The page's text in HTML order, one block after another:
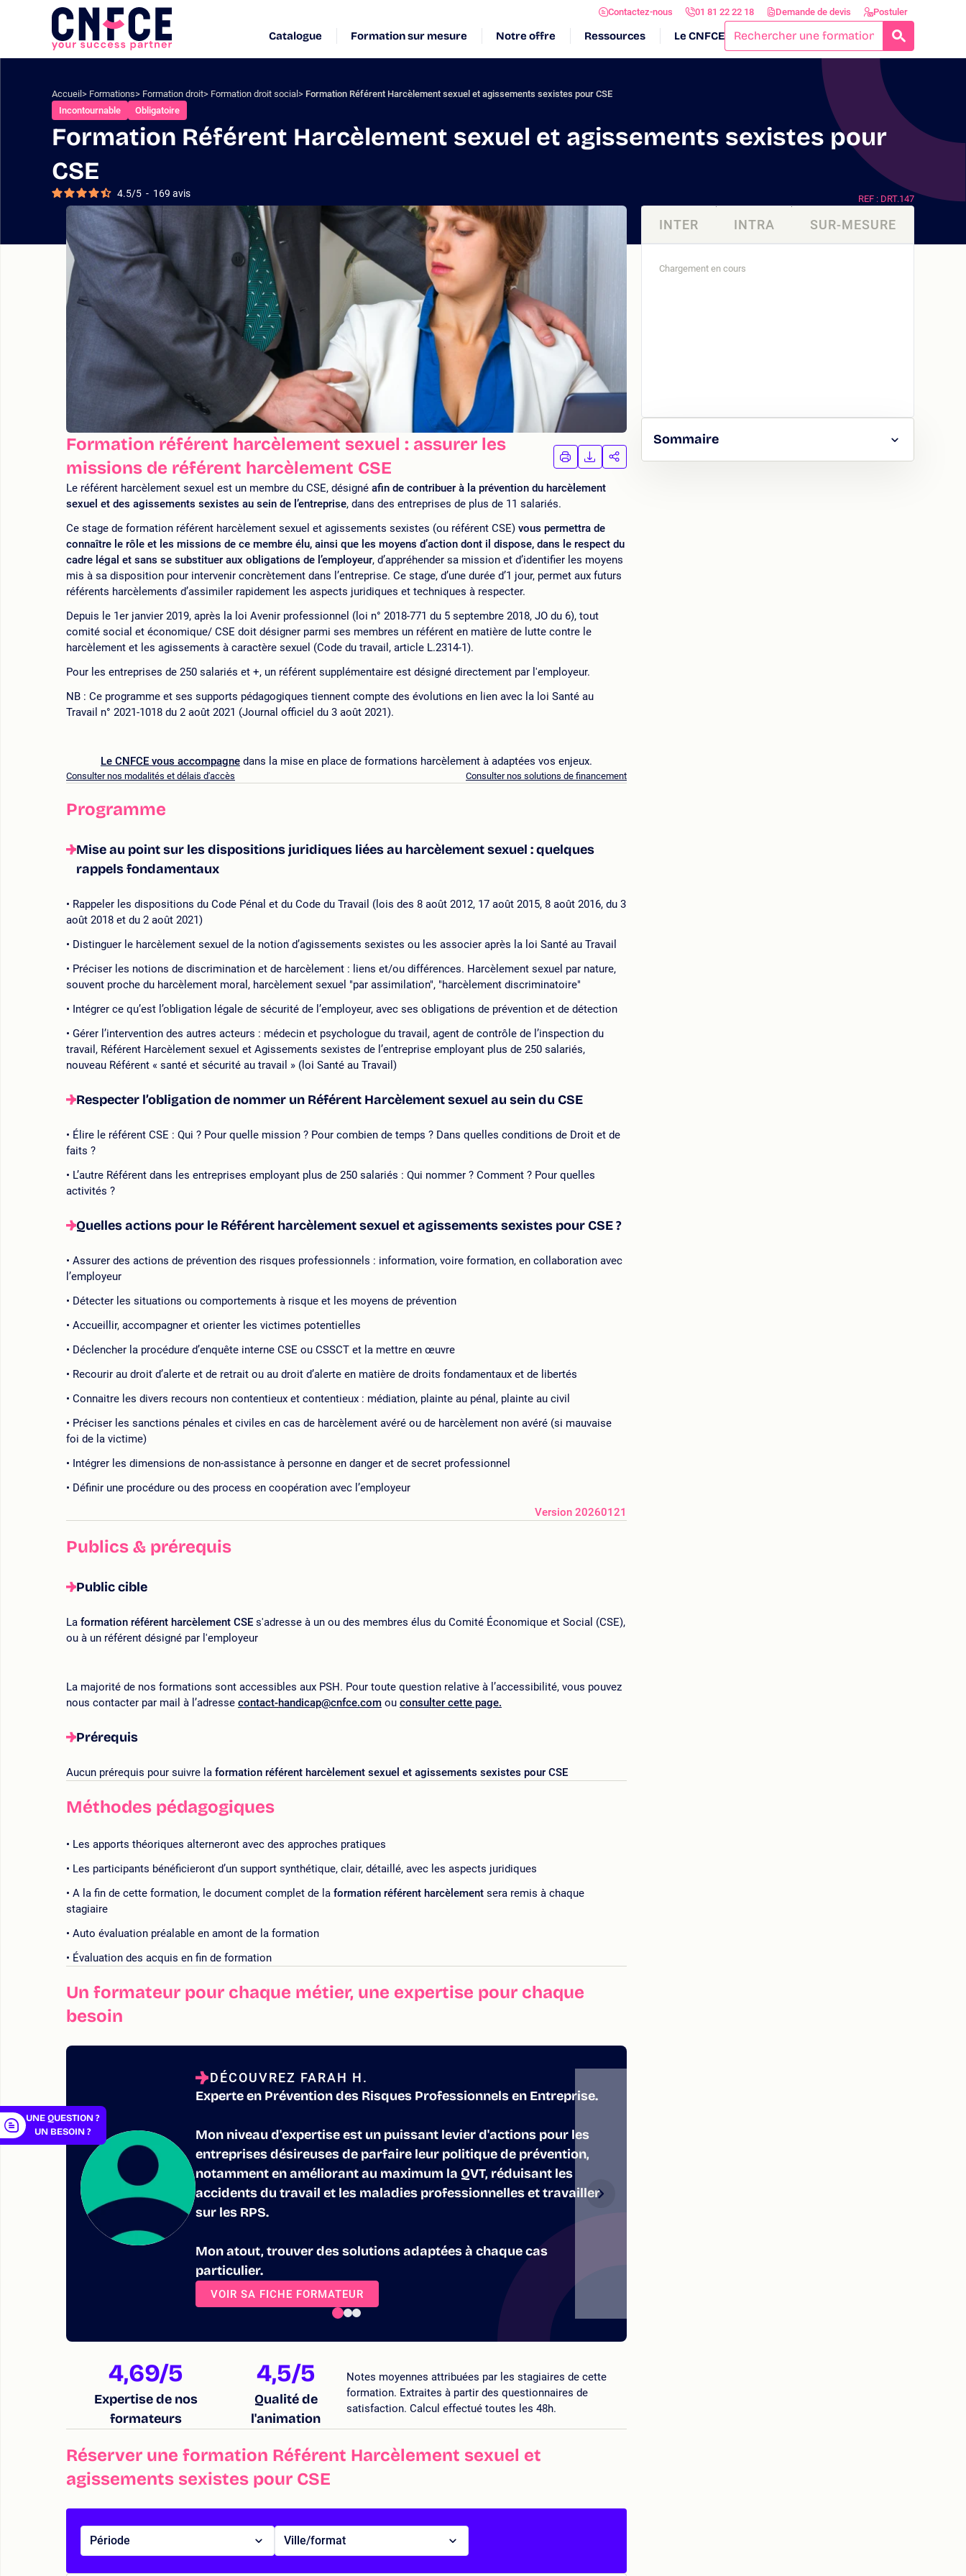
Aller
Logo
site
Contactez-nous 01 81 22 22 18 Demande de devis Postuler
Catalogue Formation sur mesure Notre offre Ressources Le CNFCE
Accueil Formations Formation droit Formation droit social
Formation Référent Harcèlement sexuel et agissements sexistes pour CSE
Incontournable
Obligatoire
Formation Référent Harcèlement sexuel et agissements sexistes pour
CSE
4.5/5 - 169 avis
Formation référent harcèlement sexuel : assurer les
missions de référent harcèlement CSE
IMPRIMER
LA
FORMATION
TÉLÉCHARGER
LA
FORMATION
PARTAGER
Le référent harcèlement sexuel est un membre du CSE, désigné afin de contribuer à la prévention du harcèlement
sexuel et des agissements sexistes au sein de l’entreprise, dans des entreprises de plus de 11 salariés.
Ce stage de formation référent harcèlement sexuel et agissements sexistes (ou référent CSE) vous permettra de
connaître le rôle et les missions de ce membre élu, ainsi que les moyens d’action dont il dispose, dans le respect du
cadre légal et sans se substituer aux obligations de l’employeur, d’appréhender sa mission et d’identifier les moyens
mis à sa disposition pour intervenir concrètement dans l’entreprise. Ce stage, d’une durée d’1 jour, permet aux futurs
référents harcèlements d’assimiler rapidement les aspects juridiques et techniques à respecter.
Depuis le 1er janvier 2019, après la loi Avenir professionnel (loi n° 2018-771 du 5 septembre 2018, JO du 6), tout
comité social et économique/ CSE doit désigner parmi ses membres un référent en matière de lutte contre le
harcèlement et les agissements à caractère sexuel (Code du travail, article L.2314-1).
Pour les entreprises de 250 salariés et +, un référent supplémentaire est désigné directement par l'employeur.
NB : Ce programme et ses supports pédagogiques tiennent compte des évolutions en lien avec la loi Santé au
Travail n° 2021-1018 du 2 août 2021 (Journal officiel du 3 août 2021).
Le CNFCE vous accompagne dans la mise en place de formations harcèlement à adaptées vos enjeux.
Consulter nos modalités et délais d'accès Consulter nos solutions de financement
Programme
Mise au point sur les dispositions juridiques liées au harcèlement sexuel : quelques
rappels fondamentaux
Rappeler les dispositions du Code Pénal et du Code du Travail (lois des 8 août 2012, 17 août 2015, 8 août 2016, du 3
août 2018 et du 2 août 2021)
Distinguer le harcèlement sexuel de la notion d’agissements sexistes ou les associer après la loi Santé au Travail
Préciser les notions de discrimination et de harcèlement : liens et/ou différences. Harcèlement sexuel par nature,
souvent proche du harcèlement moral, harcèlement sexuel "par assimilation", "harcèlement discriminatoire"
Intégrer ce qu’est l’obligation légale de sécurité de l’employeur, avec ses obligations de prévention et de détection
Gérer l’intervention des autres acteurs : médecin et psychologue du travail, agent de contrôle de l’inspection du
travail, Référent Harcèlement sexuel et Agissements sexistes de l’entreprise employant plus de 250 salariés,
nouveau Référent « santé et sécurité au travail » (loi Santé au Travail)
Respecter l’obligation de nommer un Référent Harcèlement sexuel au sein du CSE
Élire le référent CSE : Qui ? Pour quelle mission ? Pour combien de temps ? Dans quelles conditions de Droit et de
faits ?
L’autre Référent dans les entreprises employant plus de 250 salariés : Qui nommer ? Comment ? Pour quelles
activités ?
Quelles actions pour le Référent harcèlement sexuel et agissements sexistes pour CSE ?
Assurer des actions de prévention des risques professionnels : information, voire formation, en collaboration avec
l’employeur
Détecter les situations ou comportements à risque et les moyens de prévention
Accueillir, accompagner et orienter les victimes potentielles
Déclencher la procédure d’enquête interne CSE ou CSSCT et la mettre en œuvre
Recourir au droit d’alerte et de retrait ou au droit d’alerte en matière de droits fondamentaux et de libertés
Connaitre les divers recours non contentieux et contentieux : médiation, plainte au pénal, plainte au civil
Préciser les sanctions pénales et civiles en cas de harcèlement avéré ou de harcèlement non avéré (si mauvaise
foi de la victime)
Intégrer les dimensions de non-assistance à personne en danger et de secret professionnel
Définir une procédure ou des process en coopération avec l’employeur
Version 20260121
Publics & prérequis
Public cible
La formation référent harcèlement CSE s'adresse à un ou des membres élus du Comité Économique et Social (CSE),
ou à un référent désigné par l'employeur
La majorité de nos formations sont accessibles aux PSH. Pour toute question relative à l’accessibilité, vous pouvez
nous contacter par mail à l’adresse contact-handicap@cnfce.com ou consulter cette page.
Prérequis
Aucun prérequis pour suivre la formation référent harcèlement sexuel et agissements sexistes pour CSE
Méthodes pédagogiques
Les apports théoriques alterneront avec des approches pratiques
Les participants bénéficieront d’un support synthétique, clair, détaillé, avec les aspects juridiques
A la fin de cette formation, le document complet de la formation référent harcèlement sera remis à chaque
stagiaire
Auto évaluation préalable en amont de la formation
Évaluation des acquis en fin de formation
Un formateur pour chaque métier, une expertise pour chaque
besoin
DÉCOUVREZ FARAH H.
Experte en Prévention des Risques Professionnels en Entreprise.
Mon niveau d'expertise est un puissant levier d'actions pour les
entreprises désireuses de parfaire leur politique de prévention,
notamment en améliorant au maximum la QVT, réduisant les
accidents du travail et les maladies professionnelles et travailler
sur les RPS.
Mon atout, trouver des solutions adaptées à chaque cas
particulier.
VOIR SA FICHE FORMATEUR
4,69/5
Expertise de nos
formateurs
4,5/5
Qualité de
l'animation
Notes moyennes attribuées par les stagiaires de cette
formation. Extraites à partir des questionnaires de
satisfaction. Calcul effectué toutes les 48h.
Réserver une formation Référent Harcèlement sexuel et
agissements sexistes pour CSE
Période Ville/format
REF : DRT.147
INTER INTRA SUR-MESURE
Sommaire
UNE QUESTION ?
UN BESOIN ?